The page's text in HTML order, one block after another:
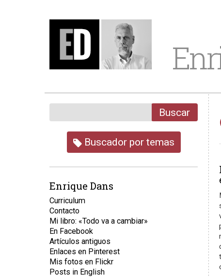
Buscar
Buscador por temas
Enrique Dans
Curriculum
Contacto
Mi libro: «Todo va a cambiar»
En Facebook
Artículos antiguos
Enlaces en Pinterest
Mis fotos en Flickr
Posts in English